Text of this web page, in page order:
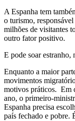
A Espanha tem
o turismo,
milhões de visitantes
outro fator positivo.
E pode soar estranho,
Enquanto a maior
movimentos
motivos práticos. Em
ano, o primeiro-
Espanha precisa
país fechado e pobre.